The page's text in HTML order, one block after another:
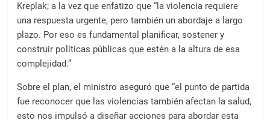
Kreplak; a la vez que enfatizo que “la violencia requiere
una respuesta urgente, pero también un abordaje a largo
plazo. Por eso es fundamental planificar, sostener y
construir políticas públicas que estén a la altura de esa
complejidad.”
Sobre el plan, el ministro aseguró que “el punto de partida
fue reconocer que las violencias también afectan la salud,
esto nos impulsó a diseñar acciones para abordar esta